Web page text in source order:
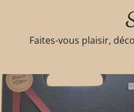
Faites-vous plaisir,